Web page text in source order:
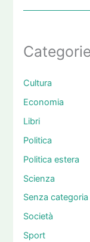
Categorie
Cultura
Economia
Libri
Politica
Politica estera
Scienza
Senza categoria
Società
Sport